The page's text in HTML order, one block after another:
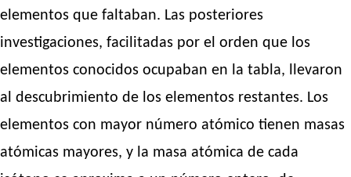
elementos que faltaban. Las posteriores
investigaciones, facilitadas por el orden que los
elementos conocidos ocupaban en la tabla, llevaron
al descubrimiento de los elementos restantes. Los
elementos con mayor número atómico tienen masas
atómicas mayores, y la masa atómica de cada